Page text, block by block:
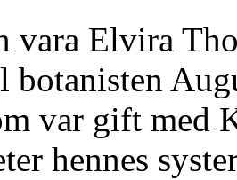
vara Elvira
botanisten
var gift med
hennes